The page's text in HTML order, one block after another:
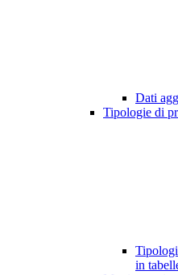
Dati
Tipologie di
in